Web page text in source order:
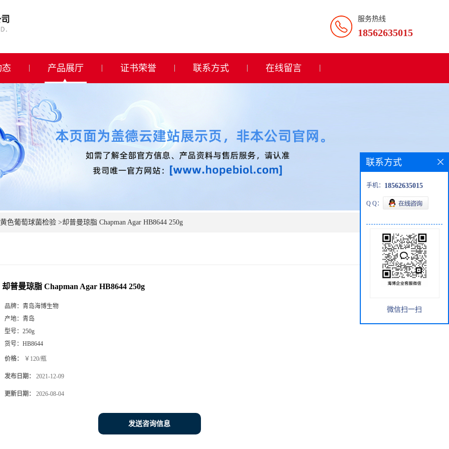
服务热线
18562635015
产品展厅 证书荣誉 联系方式 在线留言
色葡萄球菌检验 >却普曼琼脂 Chapman Agar HB8644 250g
却普曼琼脂 Chapman Agar HB8644 250g
品牌： 青岛海博生物
产地： 青岛
型号： 250g
货号： HB8644
价格： ￥120/瓶
发布日期： 2021-12-09
更新日期： 2026-08-04
发送咨询信息
联系方式
手机： 18562635015
Q Q：
微信扫一扫